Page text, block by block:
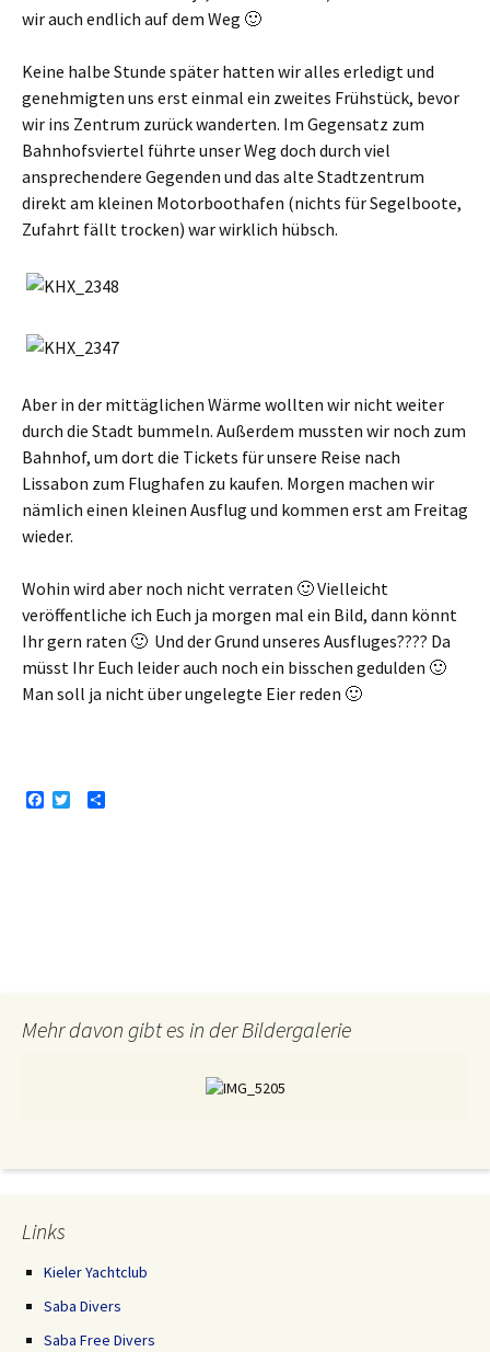
wir auch endlich auf dem Weg 🙂
Keine halbe Stunde später hatten wir alles erledigt und
genehmigten uns erst einmal ein zweites Frühstück, bevor
wir ins Zentrum zurück wanderten. Im Gegensatz zum
Bahnhofsviertel führte unser Weg doch durch viel
ansprechendere Gegenden und das alte Stadtzentrum
direkt am kleinen Motorboothafen (nichts für Segelboote,
Zufahrt fällt trocken) war wirklich hübsch.
Aber in der mittäglichen Wärme wollten wir nicht weiter
durch die Stadt bummeln. Außerdem mussten wir noch zum
Bahnhof, um dort die Tickets für unsere Reise nach
Lissabon zum Flughafen zu kaufen. Morgen machen wir
nämlich einen kleinen Ausflug und kommen erst am Freitag
wieder.
Wohin wird aber noch nicht verraten 🙂 Vielleicht
veröffentliche ich Euch ja morgen mal ein Bild, dann könnt
Ihr gern raten 🙂 Und der Grund unseres Ausfluges???? Da
müsst Ihr Euch leider auch noch ein bisschen gedulden 🙂
Man soll ja nicht über ungelegte Eier reden 🙂
Mehr davon gibt es in der Bildergalerie
Links
Kieler Yachtclub
Saba Divers
Saba Free Divers